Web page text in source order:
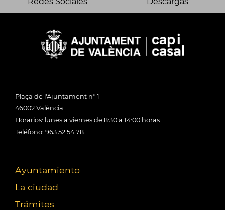
Plaça de l'Ajuntament nº 1
46002 València
Horarios: lunes a viernes de 8:30 a 14:00 horas
Teléfono: 963 52 54 78
Ayuntamiento
La ciudad
Trámites